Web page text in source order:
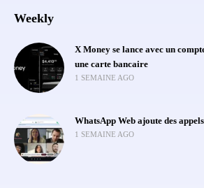
Weekly
X Money se lance avec un
une carte bancaire
1 SEMAINE AGO
WhatsApp Web ajoute des
1 SEMAINE AGO